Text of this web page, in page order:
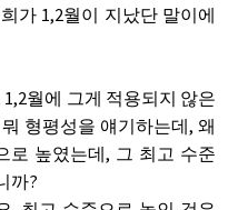
가 1,2월이 지났단 말이에
월에 그게 적용되지 않은
형평성을 얘기하는데, 왜
로 높였는데, 그 최고 수준
까?